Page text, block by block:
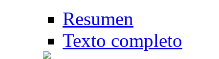
Resumen
Texto completo